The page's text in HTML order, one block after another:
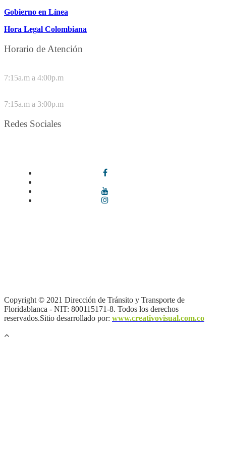
Gobierno en Línea
Hora Legal Colombiana
Horario de Atención
7:15a.m a 4:00p.m
7:15a.m a 3:00p.m
Redes Sociales
Copyright © 2021 Dirección de Tránsito y Transporte de
Floridablanca - NIT: 800115171-8. Todos los derechos
reservados.Sitio desarrollado por: www.creativovisual.com.co